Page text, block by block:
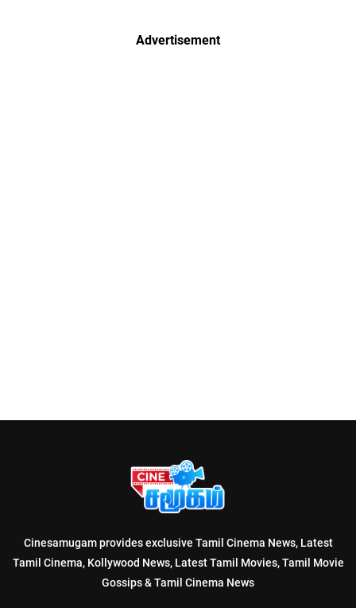
Advertisement
Cinesamugam provides exclusive Tamil Cinema News, Latest
Tamil Cinema, Kollywood News, Latest Tamil Movies, Tamil Movie
Gossips & Tamil Cinema News